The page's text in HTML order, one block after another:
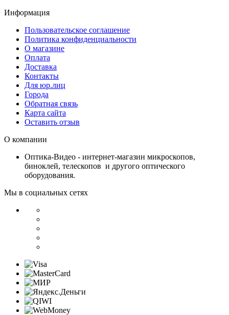
Информация
Пользовательское соглашение
Политика конфиденциальности
О магазине
Оплата
Доставка
Контакты
Для юр.лиц
Города
Обратная связь
Карта сайта
Оставить отзыв
О компании
Оптика-Видео - интернет-магазин микроскопов,
биноклей, телескопов и другого оптического
оборудования.
Мы в социальных сетях